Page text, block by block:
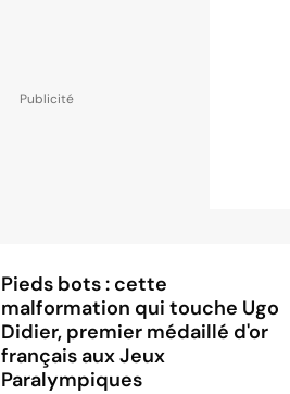
Pieds bots : cette
malformation qui touche Ugo
Didier, premier médaillé d'or
français aux Jeux
Paralympiques